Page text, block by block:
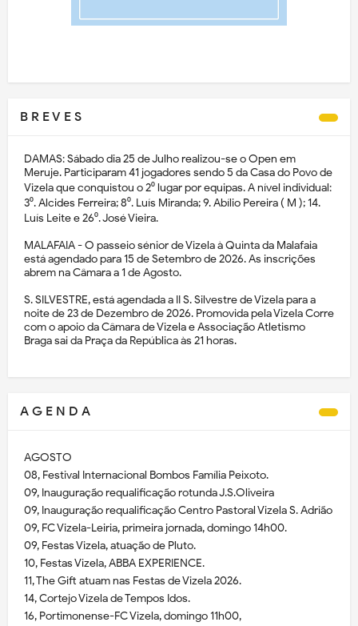
B R E V E S
DAMAS: Sábado dia 25 de Julho realizou-se o Open em
Meruje. Participaram 41 jogadores sendo 5 da Casa do Povo de
Vizela que conquistou o 2⁰ lugar por equipas. A nível individual:
3⁰. Alcides Ferreira; 8⁰. Luís Miranda; 9. Abílio Pereira ( M ); 14.
Luís Leite e 26⁰. José Vieira.
MALAFAIA - O passeio sénior de Vizela à Quinta da Malafaia
está agendado para 15 de Setembro de 2026. As inscrições
abrem na Câmara a 1 de Agosto.
S. SILVESTRE, está agendada a II S. Silvestre de Vizela para a
noite de 23 de Dezembro de 2026. Promovida pela Vizela Corre
com o apoio da Câmara de Vizela e Associação Atletismo
Braga sai da Praça da República às 21 horas.
A G E N D A
AGOSTO
08, Festival Internacional Bombos Família Peixoto.
09, Inauguração requalificação rotunda J.S.Oliveira
09, Inauguração requalificação Centro Pastoral Vizela S. Adrião
09, FC Vizela-Leiria, primeira jornada, domingo 14h00.
09, Festas Vizela, atuação de Pluto.
10, Festas Vizela, ABBA EXPERIENCE.
11, The Gift atuam nas Festas de Vizela 2026.
14, Cortejo Vizela de Tempos Idos.
16, Portimonense-FC Vizela, domingo 11h00,